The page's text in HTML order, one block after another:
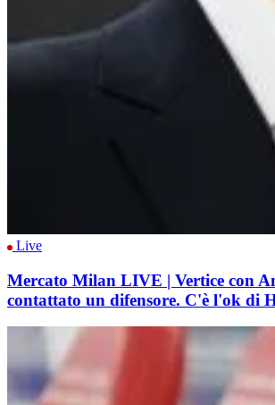
Live
Mercato Milan LIVE | Vertice con
contattato un difensore. C'è l'ok di